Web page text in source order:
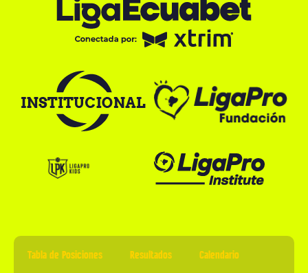
Tabla de Posiciones Resultados Calendario